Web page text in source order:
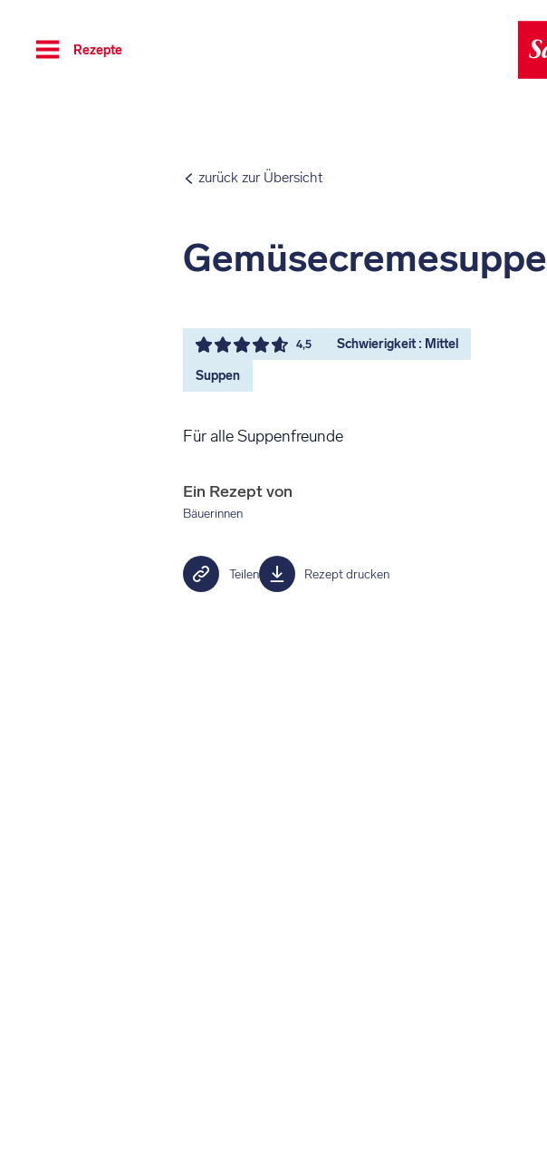
Toggle
navigation
Rezepte
zurück zur Übersicht
Gemüsecremesuppe
4,5 Schwierigkeit : Mittel
Suppen
Für alle Suppenfreunde
Ein Rezept von
Bäuerinnen
Teilen Rezept drucken